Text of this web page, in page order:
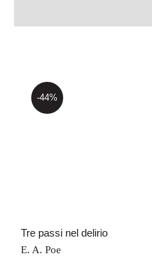
-44%
Tre passi nel delirio
E. A. Poe